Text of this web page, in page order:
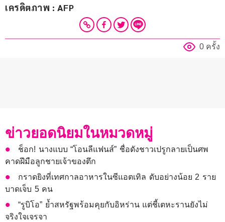
เครดิตภาพ : AFP
0 ครั้ง
ข่าวยอดนิยมในหมวดหมู่
ช็อก! นางแบบ “โอนลีแฟนส์” ชื่อดังชาวเปรูกลายเป็นศพ
คาดฝีมือลูกชายเจ้าของตึก
กราดยิงที่เทศกาลอาหารในซีแอตเทิล ดับอย่างน้อย 2 ราย
บาดเจ็บ 5 คน
“รูบิโอ” ย้ำสหรัฐพร้อมคุยกับอิหร่าน แต่ชี้เตหะรานยังไม่
จริงใจเจรจา